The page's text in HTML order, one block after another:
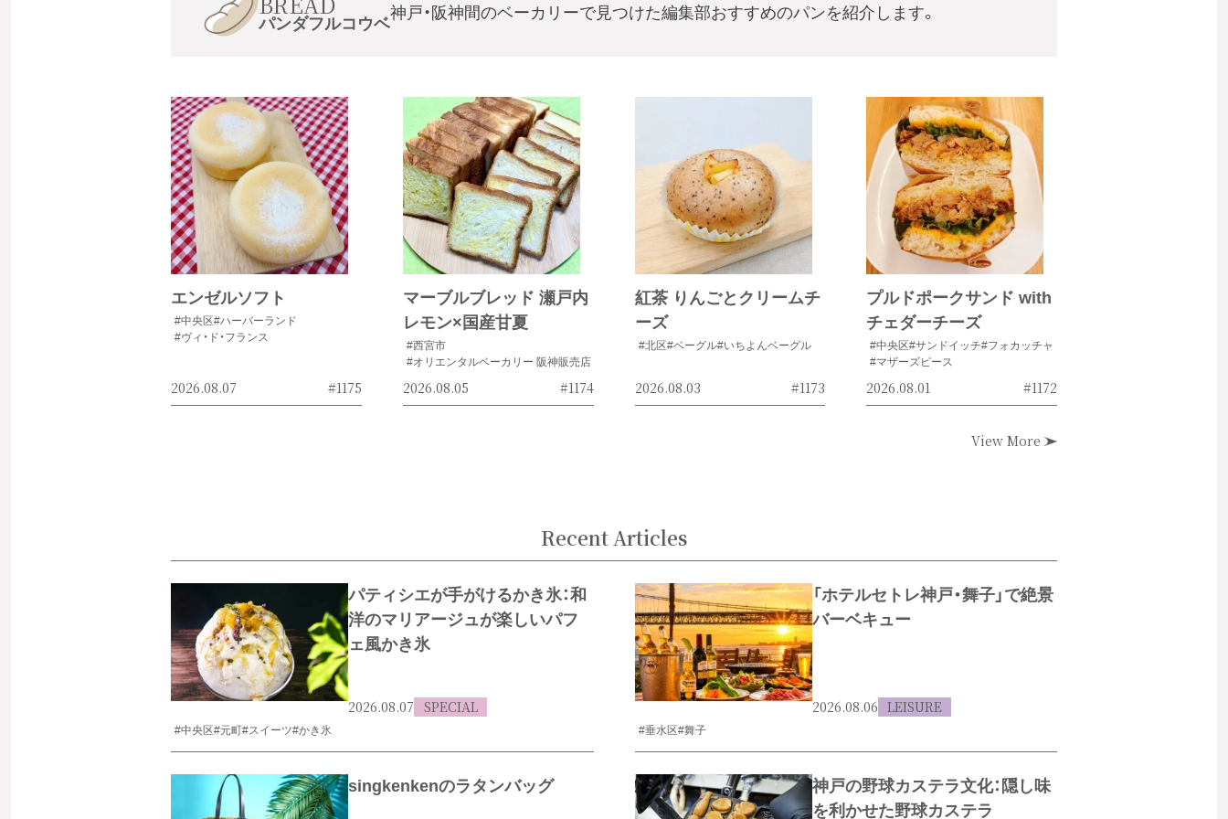
パンダフルコウベ
神戸・阪神間のベーカリーで見つけた編集部おすすめのパンを紹介します。
エンゼルソフト
#中央区#ハーバーランド
#ヴィ・ド・フランス
2026.08.07 #1175
マーブルブレッド 瀬戸内
レモン×国産甘夏
#西宮市
#オリエンタルベーカリー 阪神販売店
2026.08.05 #1174
紅茶 りんごとクリームチ
ーズ
#北区#ベーグル#いちよんベーグル
2026.08.03 #1173
プルドポークサンド with
チェダーチーズ
#中央区#サンドイッチ#フォカッチャ
#マザーズピース
2026.08.01 #1172
View More
Recent Articles
パティシエが手がけるかき氷：和
洋のマリアージュが楽しいパフ
ェ風かき氷
2026.08.07 SPECIAL
#中央区#元町#スイーツ#かき氷
「ホテルセトレ神戸・舞子」で絶景
バーベキュー
2026.08.06 LEISURE
#垂水区#舞子
singkenkenのラタンバッグ
神戸の野球カステラ文化：隠し味
を利かせた野球カステラ